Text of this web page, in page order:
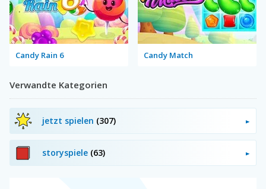
Candy Rain 6 Candy Match
Verwandte Kategorien
jetzt spielen (307)
storyspiele (63)